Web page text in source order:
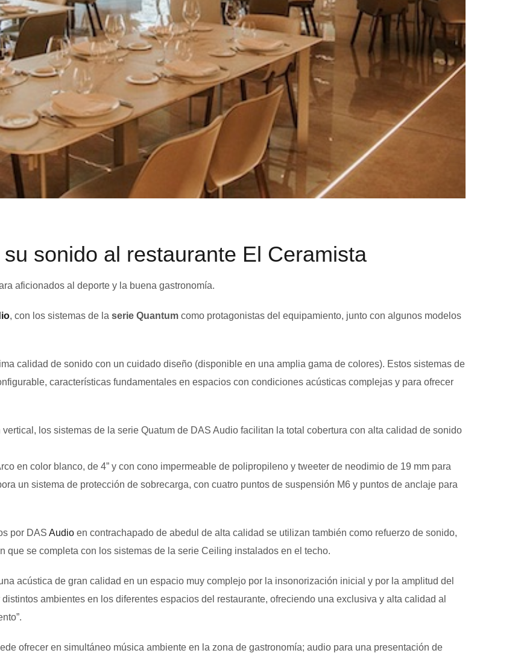
sonido al restaurante El Ceramista
aficionados al deporte y la buena gastronomía.
, con los sistemas de la serie Quantum como protagonistas del equipamiento, junto con algunos modelos
calidad de sonido con un cuidado diseño (disponible en una amplia gama de colores). Estos sistemas de
características fundamentales en espacios con condiciones acústicas complejas y para ofrecer
los sistemas de la serie Quatum de DAS Audio facilitan la total cobertura con alta calidad de sonido
en color blanco, de 4” y con cono impermeable de polipropileno y tweeter de neodimio de 19 mm para
un sistema de protección de sobrecarga, con cuatro puntos de suspensión M6 y puntos de anclaje para
por DAS Audio en contrachapado de abedul de alta calidad se utilizan también como refuerzo de sonido,
se completa con los sistemas de la serie Ceiling instalados en el techo.
acústica de gran calidad en un espacio muy complejo por la insonorización inicial y por la amplitud del
ambientes en los diferentes espacios del restaurante, ofreciendo una exclusiva y alta calidad al
ofrecer en simultáneo música ambiente en la zona de gastronomía; audio para una presentación de